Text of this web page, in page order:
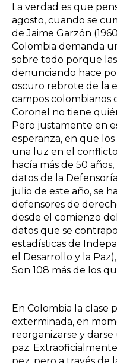
La verdad es que
agosto, cuando se
de Jaime Garzón
Colombia demanda
sobre todo porque
denunciando hace
oscuro rebrote de la
campos colombianos
Coronel no tiene
Pero justamente en
esperanza, en que
una luz en el
hacía más de 50
datos de la
julio de este año, se
defensores de
desde el comienzo
datos que se
estadísticas de
el Desarrollo y la
Son 108 más de los
En Colombia la clase
exterminada, en
reorganizarse y
paz.
pez, pero a través de